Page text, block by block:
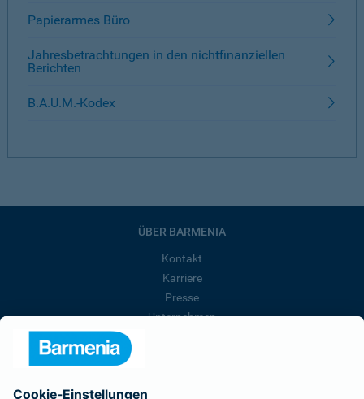
Papierarmes Büro
Jahresbetrachtungen in den nichtfinanziellen
Berichten
B.A.U.M.-Kodex
ÜBER BARMENIA
Kontakt
Karriere
Presse
Unternehmen
Affiliate-Partner werden